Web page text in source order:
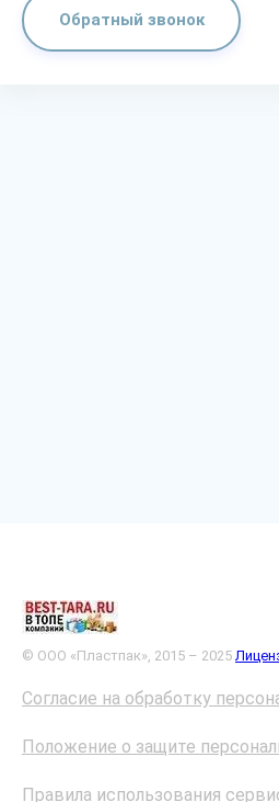
Обратный звонок
© ООО «Пластпак», 2015 – 2025
Согласие на обработку
Положение о защите
Правила использования